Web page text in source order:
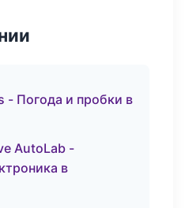
- Погода и пробки в
AutoLab -
в